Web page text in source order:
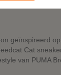
geïnspireerd
Cat
van PUMA